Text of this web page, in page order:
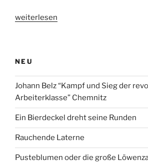
„Sehtest“
weiterlesen
NEU
Johann Belz “Kampf und Sieg der
Arbeiterklasse” Chemnitz
Ein Bierdeckel dreht seine Runden
Rauchende Laterne
Pusteblumen oder die große